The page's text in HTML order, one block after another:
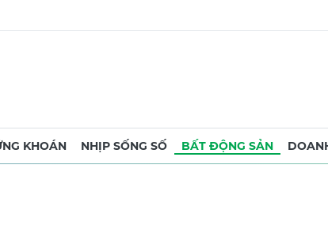
KHOÁN NHỊP SỐNG SỐ BẤT ĐỘNG SẢN